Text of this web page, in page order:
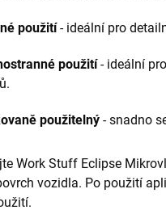
použití- ideální pro
použití- ideální
použitelný - snadno
Work Stuff Eclipse
vozidla. Po použití